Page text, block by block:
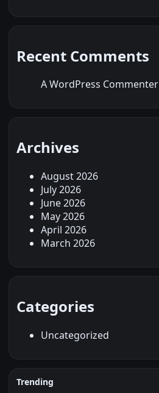
Recent Comments
A WordPress Commenter
Archives
August 2026
July 2026
June 2026
May 2026
April 2026
March 2026
Categories
Uncategorized
Trending